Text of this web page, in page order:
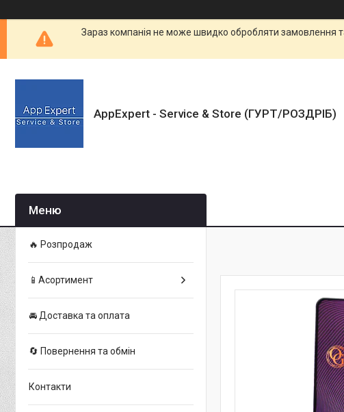
Зараз компанія не може швидко обробляти замовлення
AppExpert - Service & Store (ГУРТ/РОЗДРІБ)
🔥 Розпродаж
📱Асортимент
🚘 Доставка та оплата
🔄 Повернення та обмін
Контакти